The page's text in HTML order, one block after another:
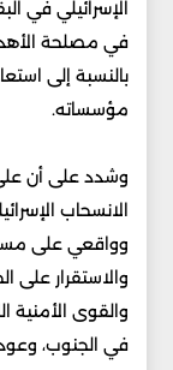
الإسرائيلي في
في مصلحة
بالنسبة إلى
مؤسساته.
وشدد على أن
الانسحاب
وواقعي على
والاستقرار على
والقوى الأمنية
في الجنوب،